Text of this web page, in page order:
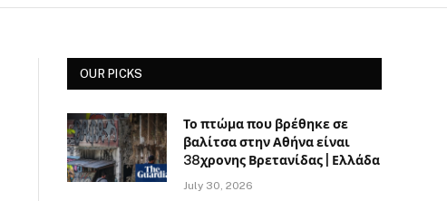
OUR PICKS
Το πτώμα που βρέθηκε σε
βαλίτσα στην Αθήνα είναι
38χρονης Βρετανίδας | Ελλάδα
July 30, 2026